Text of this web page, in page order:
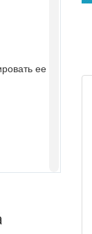
ее